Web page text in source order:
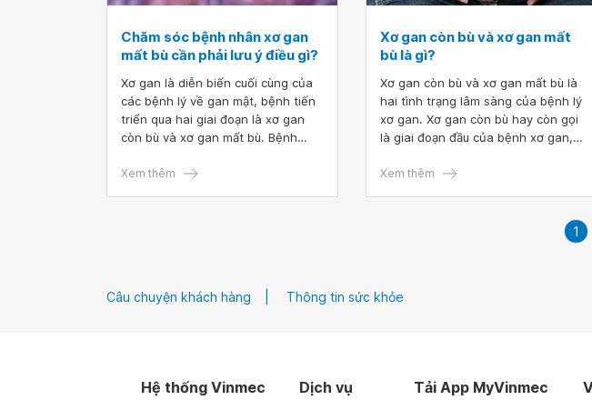
Chăm sóc bệnh nhân xơ gan
mất bù cần phải lưu ý điều gì?
Xơ gan là diễn biến cuối cùng của
các bệnh lý về gan mật, bệnh tiến
triển qua hai giai đoạn là xơ gan
còn bù và xơ gan mất bù. Bệnh
với nhiều triệu chứng khó chịu, vì
Xem thêm
Xơ gan còn bù và xơ gan mất
bù là gì?
Xơ gan còn bù và xơ gan mất bù là
hai tình trạng lâm sàng của bệnh lý
xơ gan. Xơ gan còn bù hay còn gọi
là giai đoạn đầu của bệnh xơ gan,
tiến triển của xơ gan. Ở mỗi giai
Xem thêm
1
Câu chuyện khách hàng Thông tin sức khỏe
Hệ thống Vinmec Dịch vụ Tải App MyVinmec